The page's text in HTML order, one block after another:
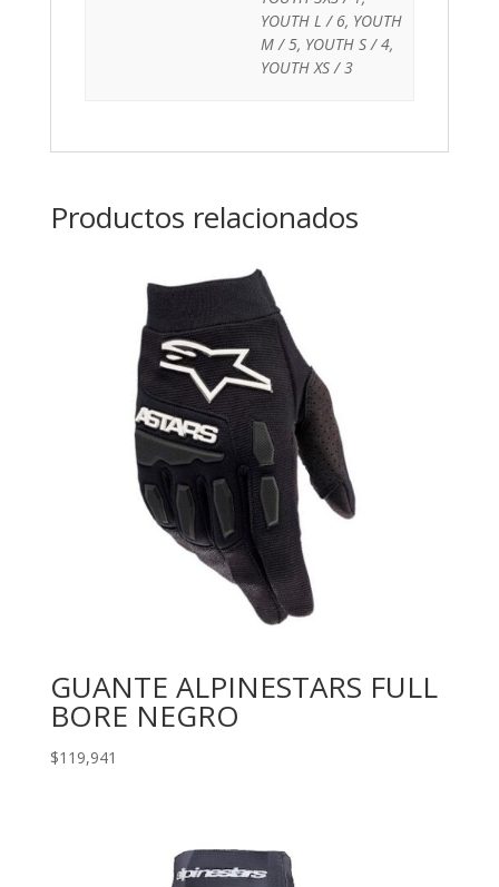
YOUTH L / 6, YOUTH
M / 5, YOUTH S / 4,
YOUTH XS / 3
Productos relacionados
GUANTE ALPINESTARS FULL
BORE NEGRO
$119,941